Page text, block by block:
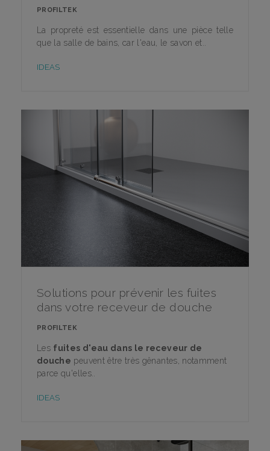
PROFILTEK
La propreté est essentielle dans une pièce telle
que la salle de bains, car l'eau, le savon et..
IDEAS
Solutions pour prévenir les fuites
dans votre receveur de douche
PROFILTEK
Les fuites d'eau dans le receveur de
douche peuvent être très gênantes, notamment
parce qu'elles..
IDEAS